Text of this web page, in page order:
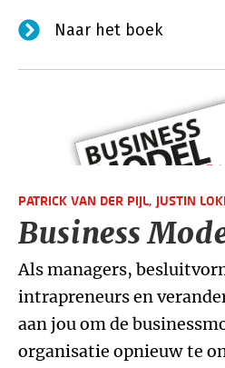
Naar het boek
PATRICK VAN DER PIJL, JUSTIN
Business
Als managers,
intrapreneurs en
aan jou om de
organisatie opnieuw te